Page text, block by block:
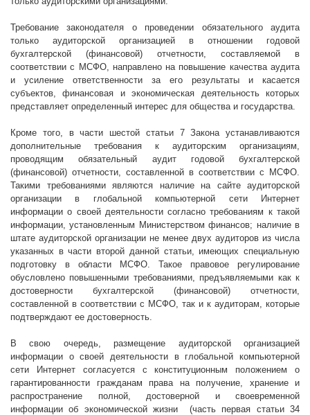
Требование законодателя о проведении обязательного аудита
только аудиторской организацией в отношении годовой
бухгалтерской (финансовой) отчетности, составляемой в
соответствии с МСФО, направлено на повышение качества аудита
и усиление ответственности за его результаты и касается
субъектов, финансовая и экономическая деятельность которых
представляет определенный интерес для общества и государства.
Кроме того, в части шестой статьи 7 Закона устанавливаются
дополнительные требования к аудиторским организациям,
проводящим обязательный аудит годовой бухгалтерской
(финансовой) отчетности, составленной в соответствии с МСФО.
Такими требованиями являются наличие на сайте аудиторской
организации в глобальной компьютерной сети Интернет
информации о своей деятельностисогласнотребованиям к такой
информации, установленным Министерством финансов; наличие в
штате аудиторской организации не менее двух аудиторов из числа
указанных в части второй данной статьи, имеющих специальную
подготовку в области МСФО. Такое правовое регулирование
обусловлено повышенными требованиями, предъявляемыми как к
достоверности бухгалтерской (финансовой) отчетности,
составленной в соответствии с МСФО, так и к аудиторам, которые
подтверждают ее достоверность.
В свою очередь, размещение аудиторской организацией
информации о своей деятельности в глобальной компьютерной
сети Интернет согласуется с конституционным положением о
гарантированности гражданам права на получение, хранение и
распространение полной, достоверной и своевременной
информации об экономической жизни
(часть первая статьи 34